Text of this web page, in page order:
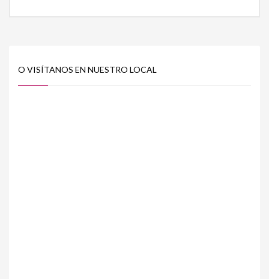
O VISÍTANOS EN NUESTRO LOCAL